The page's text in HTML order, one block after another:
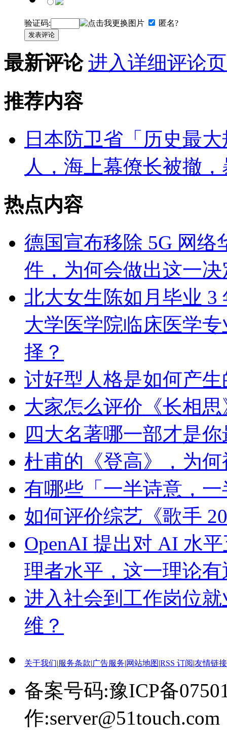
验证码: 匿名?
发表评论
最新评论 进入详细评论
推荐内容
日本防卫省「历史最
人，海上幕僚长被撤
热点内容
德国宣布移除 5G 网
件，为何会做出这一
北大女生陈如月毕业 3
大学医学院临床医学
择？
讨好型人格是如何产生
大家怎么评价《长相
四大名著哪一部才是
杜甫的《登高》，为
有哪些「一半诗意，
如何评价综艺《歌手
OpenAI 提出对 AI 水
理者水平，这一理论
进入社会到工作岗位
维？
关于我们|服务条款|广告服务|网站地图|RSS 订阅|友情链接
备案号码:豫ICP备
作:server@51touch.com